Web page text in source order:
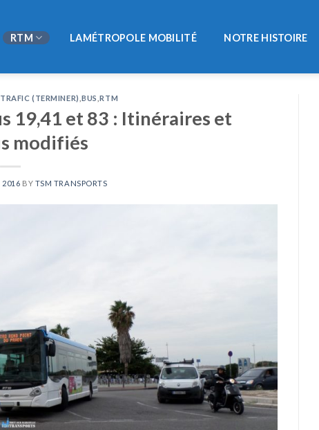
RTM LAMÉTROPOLE MOBILITÉ NOTRE HISTOIRE
(TERMINER) ,BUS ,RTM
19,41 et 83 : Itinéraires et
modifiés
2016 BY TSM TRANSPORTS